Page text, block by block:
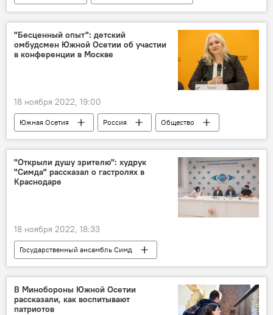
Украина
США
Европа
НАТО
СВО
"Бесценный опыт": детский
омбудсмен Южной Осетии об участии
в конференции в Москве
18 ноября 2022, 19:00
Южная Осетия Россия
Общество
Новости
"Открыли душу зрителю": худрук
"Симда" рассказал о гастролях в
Краснодаре
18 ноября 2022, 18:33
Государственный ансамбль Симд
Южная Осетия
Новости
В Минобороны Южной Осетии
рассказали, как воспитывают
патриотов